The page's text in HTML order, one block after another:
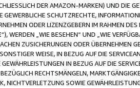
DER AMAZON-MARKEN) UND DIE
GEWERBLICHE SCHUTZRECHTE,
ODER LIZENZGEBERN IM RAHMEN
“), WERDEN „WIE BESEHEN“ UND „WIE
ZUSICHERUNGEN ODER ÜBERNEHMEN
WEISE, IN BEZUG AUF DIE
GEWÄHRLEISTUNGEN IN BEZUG AUF DIE
RECHTSMÄNGELN,
NICHTVERLETZUNG SOWIE